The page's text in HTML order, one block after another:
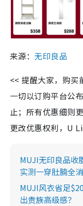
来源：无印良品
<< 提醒大家，购买
一切以订购平台公
止；所有优惠细则
更改优惠权利，U
MUJI无印良品收
实测一穿肚腩全
MUJI风衣省足
出贵族高级感？